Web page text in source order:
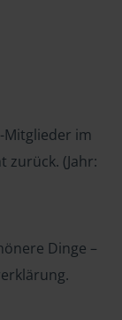
Mitglieder im
zurück. (Jahr:
Dinge –